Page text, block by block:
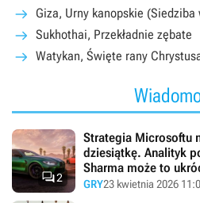
Giza, Urny kanopskie (Siedziba
Sukhothai, Przekładnie zębate
Watykan, Święte rany
2
Strategia Microsoftu
dziesiątkę. Analityk
Sharma może to
Forzy Horizon 5]
GRY23 kwietnia 2026